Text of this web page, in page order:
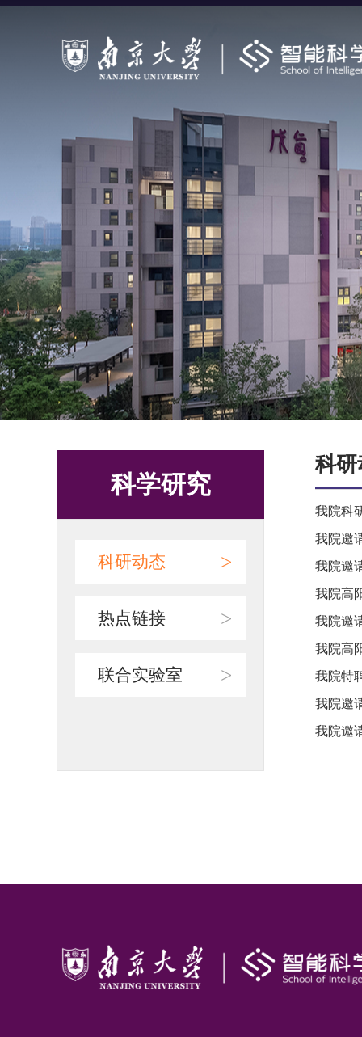
科学研究
科研动态 >
热点链接 >
联合实验室 >
科
我院科
我院邀
我院邀
我院高
我院邀
我院高
我院特
我院邀
我院邀